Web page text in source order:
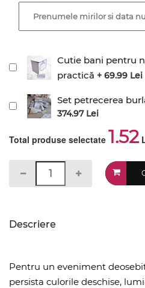
Cutie bani pentru
practică + 69.99 Lei
Set petrecerea
374.97 Lei
Total produse selectate 1.52
Descriere
Pentru un eveniment
persista culorile deschise,